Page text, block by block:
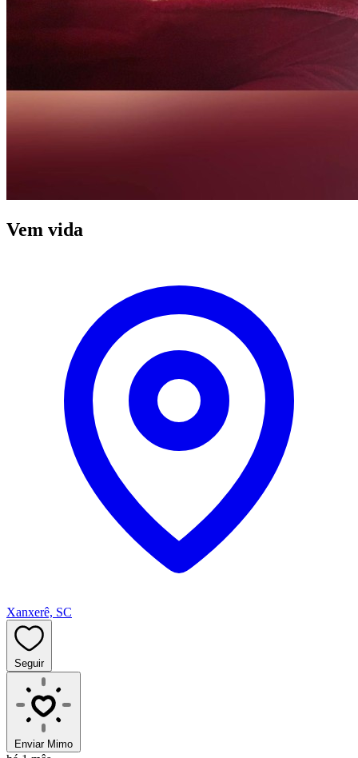
Vem vida
Xanxerê, SC
Seguir
Enviar Mimo